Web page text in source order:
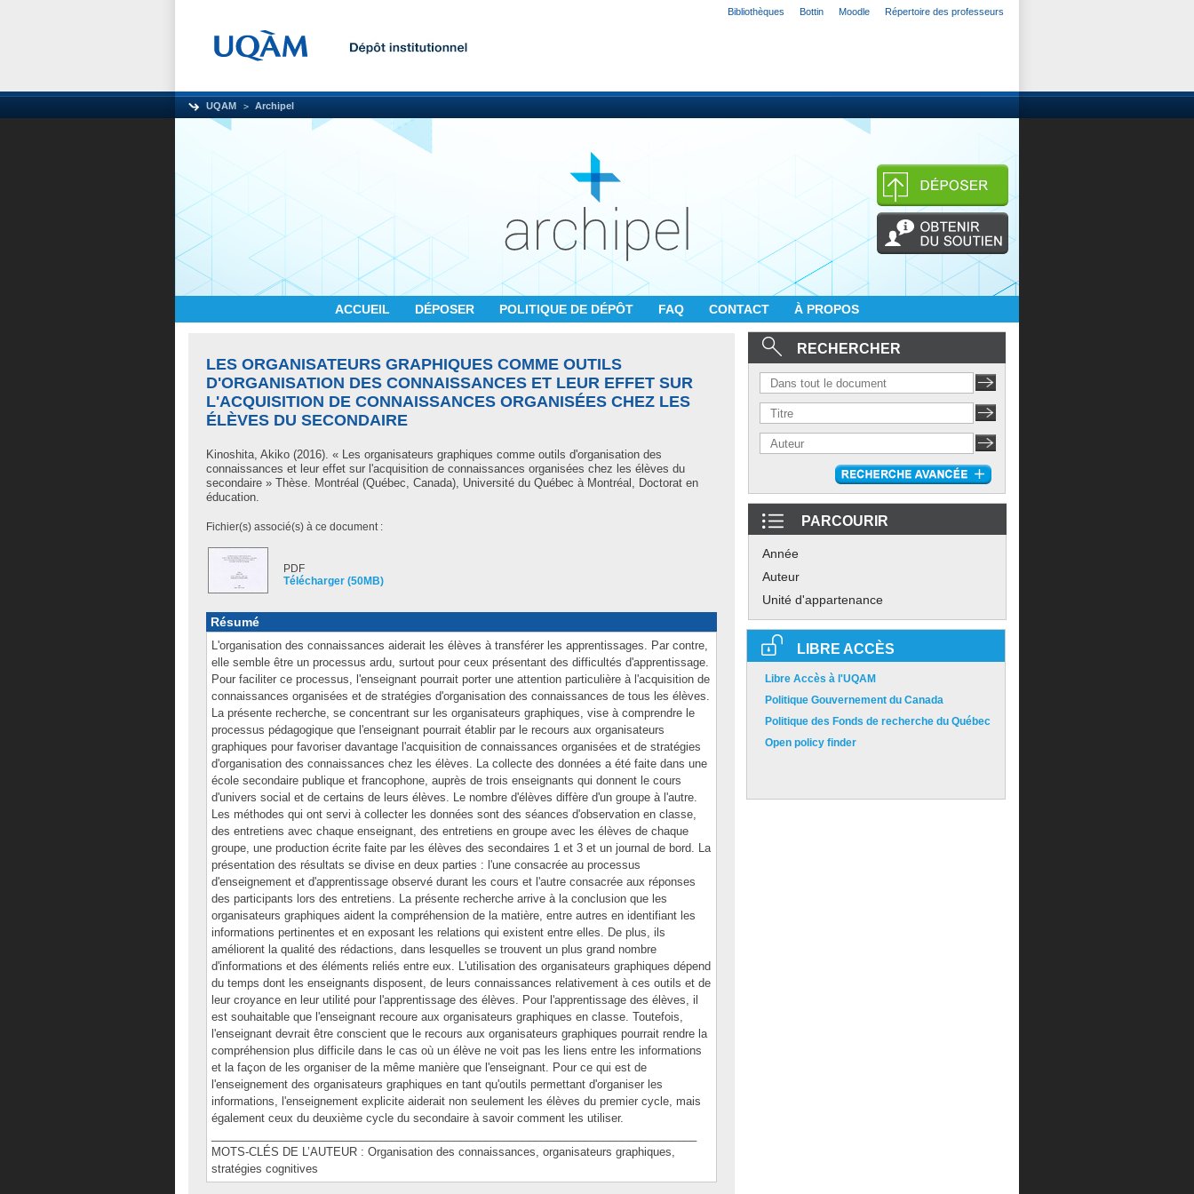
Bibliothèques Bottin Moodle Répertoire des professeurs
UQAM Archipel
ACCUEIL DÉPOSER POLITIQUE DE DÉPÔT FAQ CONTACT À PROPOS
LES ORGANISATEURS GRAPHIQUES COMME OUTILS
D'ORGANISATION DES CONNAISSANCES ET LEUR EFFET SUR
L'ACQUISITION DE CONNAISSANCES ORGANISÉES CHEZ LES
ÉLÈVES DU SECONDAIRE
Kinoshita, Akiko (2016). « Les organisateurs graphiques comme outils d'organisation des
connaissances et leur effet sur l'acquisition de connaissances organisées chez les élèves du
secondaire » Thèse. Montréal (Québec, Canada), Université du Québec à Montréal, Doctorat en
éducation.
Fichier(s) associé(s) à ce document :
PDF
Télécharger (50MB)
Résumé
L'organisation des connaissances aiderait les élèves à transférer les apprentissages. Par contre,
elle semble être un processus ardu, surtout pour ceux présentant des difficultés d'apprentissage.
Pour faciliter ce processus, l'enseignant pourrait porter une attention particulière à l'acquisition de
connaissances organisées et de stratégies d'organisation des connaissances de tous les élèves.
La présente recherche, se concentrant sur les organisateurs graphiques, vise à comprendre le
processus pédagogique que l'enseignant pourrait établir par le recours aux organisateurs
graphiques pour favoriser davantage l'acquisition de connaissances organisées et de stratégies
d'organisation des connaissances chez les élèves. La collecte des données a été faite dans une
école secondaire publique et francophone, auprès de trois enseignants qui donnent le cours
d'univers social et de certains de leurs élèves. Le nombre d'élèves diffère d'un groupe à l'autre.
Les méthodes qui ont servi à collecter les données sont des séances d'observation en classe,
des entretiens avec chaque enseignant, des entretiens en groupe avec les élèves de chaque
groupe, une production écrite faite par les élèves des secondaires 1 et 3 et un journal de bord. La
présentation des résultats se divise en deux parties : l'une consacrée au processus
d'enseignement et d'apprentissage observé durant les cours et l'autre consacrée aux réponses
des participants lors des entretiens. La présente recherche arrive à la conclusion que les
organisateurs graphiques aident la compréhension de la matière, entre autres en identifiant les
informations pertinentes et en exposant les relations qui existent entre elles. De plus, ils
améliorent la qualité des rédactions, dans lesquelles se trouvent un plus grand nombre
d'informations et des éléments reliés entre eux. L'utilisation des organisateurs graphiques dépend
du temps dont les enseignants disposent, de leurs connaissances relativement à ces outils et de
leur croyance en leur utilité pour l'apprentissage des élèves. Pour l'apprentissage des élèves, il
est souhaitable que l'enseignant recoure aux organisateurs graphiques en classe. Toutefois,
l'enseignant devrait être conscient que le recours aux organisateurs graphiques pourrait rendre la
compréhension plus difficile dans le cas où un élève ne voit pas les liens entre les informations
et la façon de les organiser de la même manière que l'enseignant. Pour ce qui est de
l'enseignement des organisateurs graphiques en tant qu'outils permettant d'organiser les
informations, l'enseignement explicite aiderait non seulement les élèves du premier cycle, mais
également ceux du deuxième cycle du secondaire à savoir comment les utiliser.
MOTS-CLÉS DE L’AUTEUR : Organisation des connaissances, organisateurs graphiques,
stratégies cognitives
RECHERCHER
PARCOURIR
Année
Auteur
Unité d'appartenance
LIBRE ACCÈS
Libre Accès à l'UQAM
Politique Gouvernement du Canada
Politique des Fonds de recherche du Québec
Open policy finder